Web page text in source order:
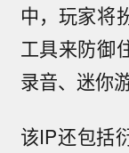
中，玩家将
工具来防御
录音、迷你
该IP还包括